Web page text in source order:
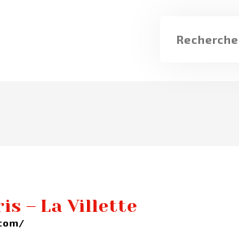
– La Villette